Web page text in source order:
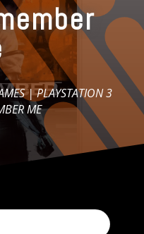
|PLAYSTATION 3
ME